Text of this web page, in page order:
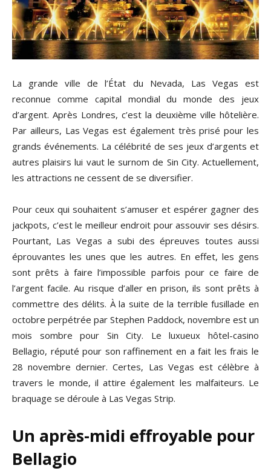
La grande ville de l’État du Nevada, Las Vegas est
reconnue comme capital mondial du monde des jeux
d’argent. Après Londres, c’est la deuxième ville hôtelière.
Par ailleurs, Las Vegas est également très prisé pour les
grands événements. La célébrité de ses jeux d’argents et
autres plaisirs lui vaut le surnom de Sin City. Actuellement,
les attractions ne cessent de se diversifier.
Pour ceux qui souhaitent s’amuser et espérer gagner des
jackpots, c’est le meilleur endroit pour assouvir ses désirs.
Pourtant, Las Vegas a subi des épreuves toutes aussi
éprouvantes les unes que les autres. En effet, les gens
sont prêts à faire l’impossible parfois pour ce faire de
l’argent facile. Au risque d’aller en prison, ils sont prêts à
commettre des délits. À la suite de la terrible fusillade en
octobre perpétrée par Stephen Paddock, novembre est un
mois sombre pour Sin City. Le luxueux hôtel-casino
Bellagio, réputé pour son raffinement en a fait les frais le
28 novembre dernier. Certes, Las Vegas est célèbre à
travers le monde, il attire également les malfaiteurs. Le
braquage se déroule à Las Vegas Strip.
Un après-midi effroyable pour
Bellagio